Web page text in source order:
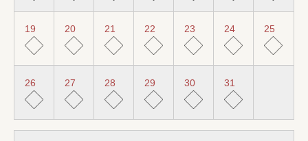
19 20 21 22 23 24 25
26 27 28 29 30 31